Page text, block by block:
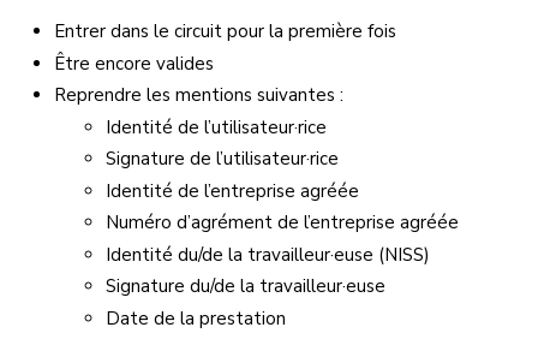
Entrer dans le circuit pour la première fois
Être encore valides
Reprendre les mentions suivantes :
Identité de l’utilisateur·rice
Signature de l’utilisateur·rice
Identité de l’entreprise agréée
Numéro d’agrément de l’entreprise agréée
Identité du/de la travailleur·euse (NISS)
Signature du/de la travailleur·euse
Date de la prestation